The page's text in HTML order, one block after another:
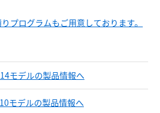
プログラムもご用意しております。
モデルの製品情報へ
モデルの製品情報へ